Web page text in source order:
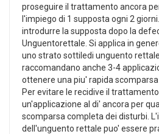
proseguire il trattamento ancora
l'impiego di 1 supposta ogni 2
introdurre la supposta dopo la
Unguentorettale. Si applica in
uno strato sottiledi unguento
raccomandano anche 3-4
ottenere una piu' rapida
Per evitare le recidive il
un'applicazione al di' ancora per
scomparsa completa dei disturbi.
dell'unguento rettale puo' essere